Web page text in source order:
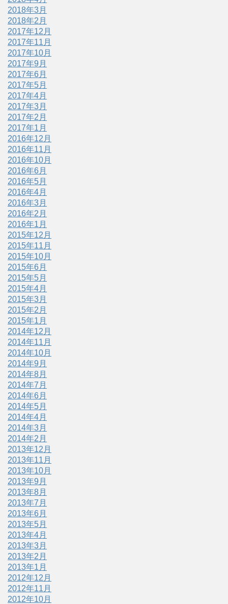
2018年3月
2018年2月
2017年12月
2017年11月
2017年10月
2017年9月
2017年6月
2017年5月
2017年4月
2017年3月
2017年2月
2017年1月
2016年12月
2016年11月
2016年10月
2016年6月
2016年5月
2016年4月
2016年3月
2016年2月
2016年1月
2015年12月
2015年11月
2015年10月
2015年6月
2015年5月
2015年4月
2015年3月
2015年2月
2015年1月
2014年12月
2014年11月
2014年10月
2014年9月
2014年8月
2014年7月
2014年6月
2014年5月
2014年4月
2014年3月
2014年2月
2013年12月
2013年11月
2013年10月
2013年9月
2013年8月
2013年7月
2013年6月
2013年5月
2013年4月
2013年3月
2013年2月
2013年1月
2012年12月
2012年11月
2012年10月